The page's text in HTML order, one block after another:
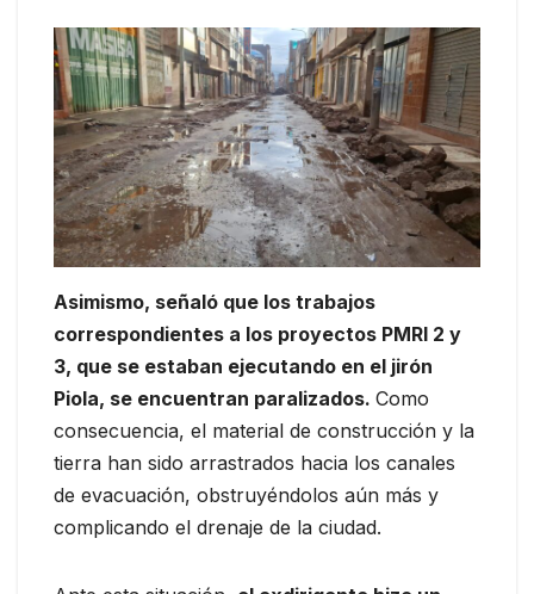
Asimismo, señaló que los trabajos
correspondientes a los proyectos PMRI 2 y
3, que se estaban ejecutando en el jirón
Piola, se encuentran paralizados. Como
consecuencia, el material de construcción y la
tierra han sido arrastrados hacia los canales
de evacuación, obstruyéndolos aún más y
complicando el drenaje de la ciudad.